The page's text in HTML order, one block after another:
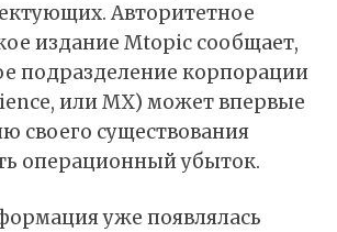
Авторитетное
издание Mtopic сообщает,
подразделение корпорации
или MX) может впервые
своего существования
операционный убыток.
уже появлялась